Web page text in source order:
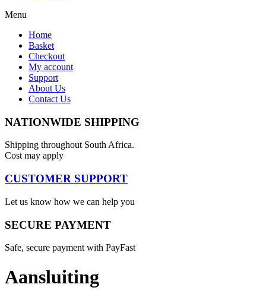
Menu
Home
Basket
Checkout
My account
Support
About Us
Contact Us
NATIONWIDE SHIPPING
Shipping throughout South Africa.
Cost may apply
CUSTOMER SUPPORT
Let us know how we can help you
SECURE PAYMENT
Safe, secure payment with PayFast
Aansluiting